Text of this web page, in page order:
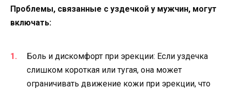
Проблемы, связанные с уздечкой у мужчин, могут
включать:
Боль и дискомфорт при эрекции: Если уздечка
слишком короткая или тугая, она может
ограничивать движение кожи при эрекции, что